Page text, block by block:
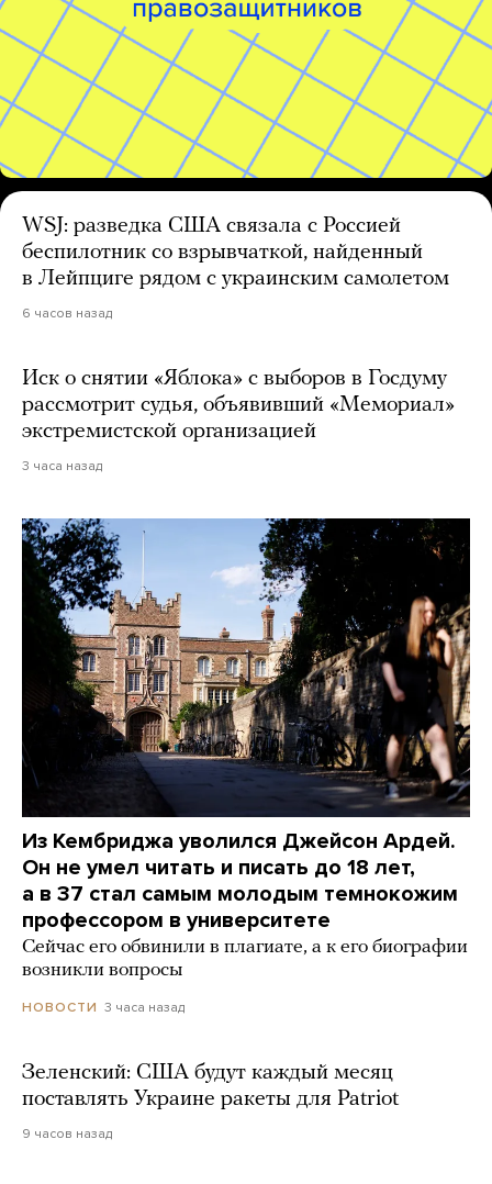
WSJ: разведка США связала с Россией
беспилотник со взрывчаткой, найденный
в Лейпциге рядом с украинским самолетом
6 часов назад
Иск о снятии «Яблока» с выборов в Госдуму
рассмотрит судья, объявивший «Мемориал»
экстремистской организацией
3 часа назад
Из Кембриджа уволился Джейсон Ардей.
Он не умел читать и писать до 18 лет,
а в 37 стал самым молодым темнокожим
профессором в университете
Сейчас его обвинили в плагиате, а к его биографии
возникли вопросы
НОВОСТИ 3 часа назад
Зеленский: США будут каждый месяц
поставлять Украине ракеты для Patriot
9 часов назад